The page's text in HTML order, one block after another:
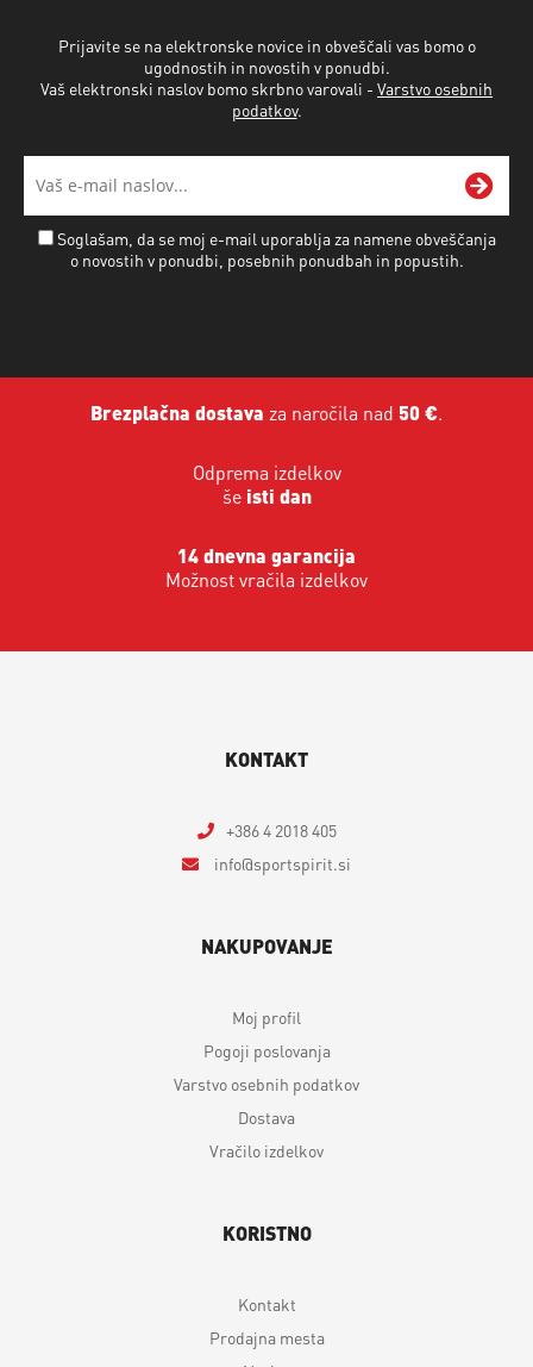
Prijavite se na elektronske novice in obveščali vas bomo o
ugodnostih in novostih v ponudbi.
Vaš elektronski naslov bomo skrbno varovali - Varstvo osebnih
podatkov.
Soglašam, da se moj e-mail uporablja za namene obveščanja
o novostih v ponudbi, posebnih ponudbah in popustih.
Brezplačna dostava za naročila nad 50 €.
Odprema izdelkov
še isti dan
14 dnevna garancija
Možnost vračila izdelkov
KONTAKT
+386 4 2018 405
info
sportspirit.si
NAKUPOVANJE
Moj profil
Pogoji poslovanja
Varstvo osebnih podatkov
Dostava
Vračilo izdelkov
KORISTNO
Kontakt
Prodajna mesta